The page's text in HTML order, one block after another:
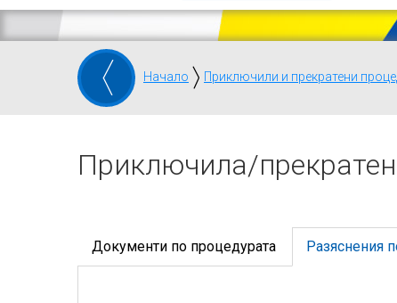
Начало Приключили и прекратени
Приключилa/
Документи по процедурата Разяснения